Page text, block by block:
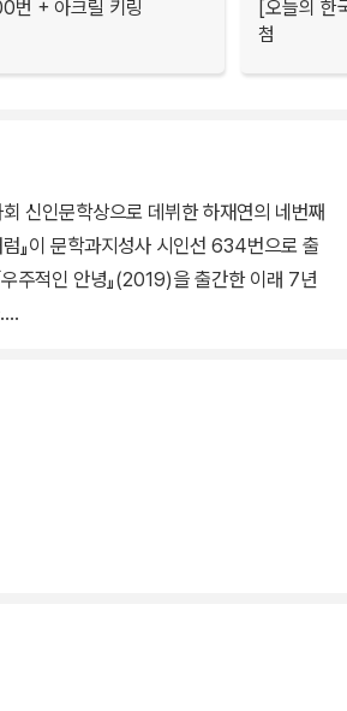
번 + 아크릴 키링
[오늘의 한
첨
신인문학상으로 데뷔한 하재연의 네번째
럼』이 문학과지성사 시인선 634번으로 출
주적인 안녕』(2019)을 출간한 이래 7년
간에 대한 감각을 예민하게 열어가며 우주
하는 개성적인 시선을 보여준다”(심사위
시간 속에 담갔다 세상에 내놓는 중이다.
듣는 음악처럼 새로워 오랜 여운을 남긴